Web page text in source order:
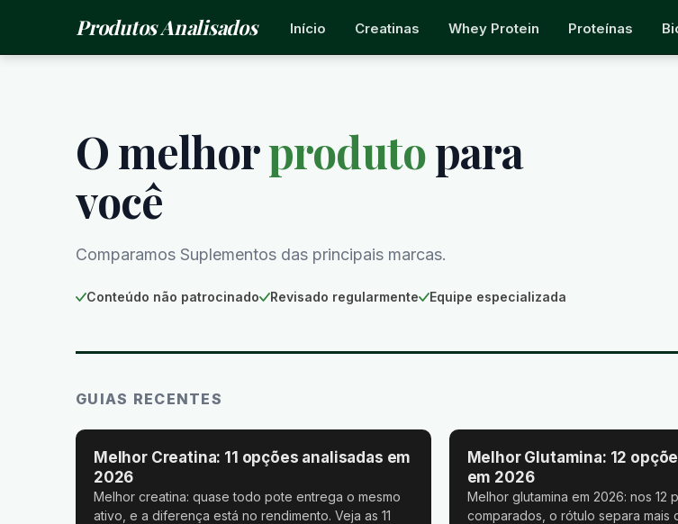
Produtos Analisados Início Creatinas Whey Protein Proteínas
O melhorprodutopara
você
Comparamos Suplementos das principais marcas.
Conteúdo não patrocinado Revisado regularmente Equipe especializada
GUIAS RECENTES
Melhor Creatina: 11 opções analisadas em
2026
Melhor creatina: quase todo pote entrega o mesmo
ativo, e a diferença está no rendimento. Veja as 11
Melhor Glutamina: 12
em 2026
Melhor glutamina em 2026: nos 12
comparados, o rótulo separa mais